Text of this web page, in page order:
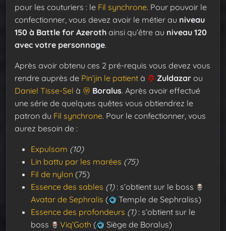
pour les couturiers : le Fil synchrone. Pour pouvoir le
confectionner, vous devez avoir le métier au niveau
150 à Battle for Azeroth ainsi qu’être au niveau 120
avec votre personnage.
Après avoir obtenu ces 2 pré-requis vous devez vous
rendre auprès de Pin’jin le patient à Zuldazar ou
Daniel Tisse-Sel à Boralus. Après avoir effectué
une série de quelques quêtes vous obtiendrez le
patron du Fil synchrone. Pour le confectionner, vous
aurez besoin de :
Expulsom (10)
Lin battu par les marées (75)
Fil de nylon (75)
Essence des sables (1): s’obtient sur le boss
Avatar de Sephralis (
Temple de Sephraliss)
Essence des profondeurs (1): s’obtient sur le
boss
Viq’Goth (
Siège de Boralus)